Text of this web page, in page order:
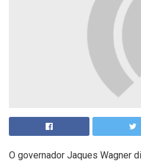
O governador Jaques Wagner